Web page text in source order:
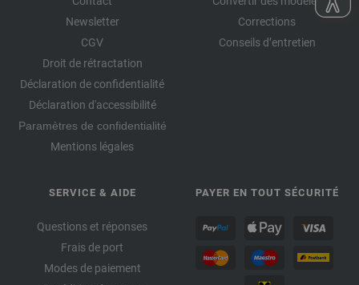
Newsletter
CGV
Droit de rétractation
Déclaration de confidentialité
Déclaration d'accessibilité
Paramètres de confidentialité
Mentions légales
Corrections
Conseils d’entretien
SERVICE & AIDE
Questions et réponses
Frais de port
Modes de paiement
PAYER EN TOUT SÉCURITÉ